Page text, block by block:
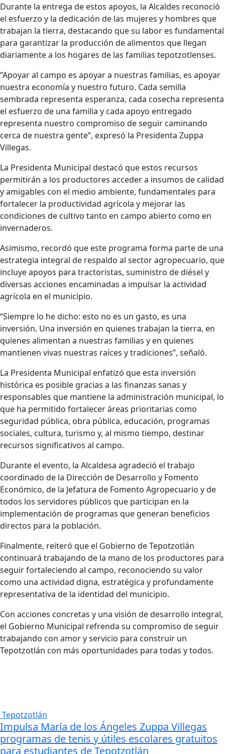
Durante la entrega de estos apoyos, la Alcaldes reconoció
el esfuerzo y la dedicación de las mujeres y hombres que
trabajan la tierra, destacando que su labor es fundamental
para garantizar la producción de alimentos que llegan
diariamente a los hogares de las familias tepotzotlenses.
“Apoyar al campo es apoyar a nuestras familias, es apoyar
nuestra economía y nuestro futuro. Cada semilla
sembrada representa esperanza, cada cosecha representa
el esfuerzo de una familia y cada apoyo entregado
representa nuestro compromiso de seguir caminando
cerca de nuestra gente”, expresó la Presidenta Zuppa
Villegas.
La Presidenta Municipal destacó que estos recursos
permitirán a los productores acceder a insumos de calidad
y amigables con el medio ambiente, fundamentales para
fortalecer la productividad agrícola y mejorar las
condiciones de cultivo tanto en campo abierto como en
invernaderos.
Asimismo, recordó que este programa forma parte de una
estrategia integral de respaldo al sector agropecuario, que
incluye apoyos para tractoristas, suministro de diésel y
diversas acciones encaminadas a impulsar la actividad
agrícola en el municipio.
“Siempre lo he dicho: esto no es un gasto, es una
inversión. Una inversión en quienes trabajan la tierra, en
quienes alimentan a nuestras familias y en quienes
mantienen vivas nuestras raíces y tradiciones”, señaló.
La Presidenta Municipal enfatizó que esta inversión
histórica es posible gracias a las finanzas sanas y
responsables que mantiene la administración municipal, lo
que ha permitido fortalecer áreas prioritarias como
seguridad pública, obra pública, educación, programas
sociales, cultura, turismo y, al mismo tiempo, destinar
recursos significativos al campo.
Durante el evento, la Alcaldesa agradeció el trabajo
coordinado de la Dirección de Desarrollo y Fomento
Económico, de la Jefatura de Fomento Agropecuario y de
todos los servidores públicos que participan en la
implementación de programas que generan beneficios
directos para la población.
Finalmente, reiteró que el Gobierno de Tepotzotlán
continuará trabajando de la mano de los productores para
seguir fortaleciendo al campo, reconociendo su valor
como una actividad digna, estratégica y profundamente
representativa de la identidad del municipio.
Con acciones concretas y una visión de desarrollo integral,
el Gobierno Municipal refrenda su compromiso de seguir
trabajando con amor y servicio para construir un
Tepotzotlán con más oportunidades para todas y todos.
Tepotzotlán
Impulsa María de los Ángeles Zuppa Villegas
programas de tenis y útiles escolares gratuitos
para estudiantes de Tepotzotlán